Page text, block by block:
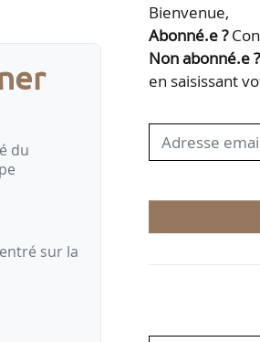
du
sur la
Bienvenue,
Abonné.e ?
Non abonné.e ?
en saisissant